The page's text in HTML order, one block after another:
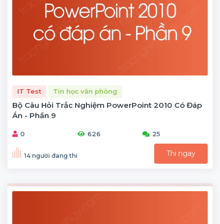
IT Test Tin học văn phòng
Bộ Câu Hỏi Trắc Nghiệm PowerPoint 2010 Có Đáp
Án - Phần 9
0 626 25
14 người đang thi Thi ngay